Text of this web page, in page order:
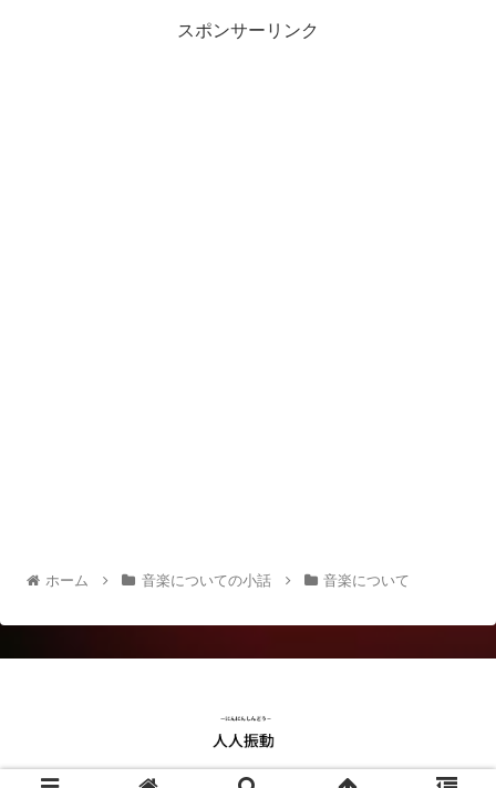
スポンサーリンク
ホーム 音楽についての小話 音楽について